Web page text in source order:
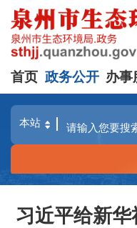
首页 政务公开 办事
习近平给新